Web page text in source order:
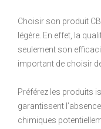
Choisir son produit
légère. En effet, la
seulement son
important de choisir
Préférez les produits
garantissent
chimiques